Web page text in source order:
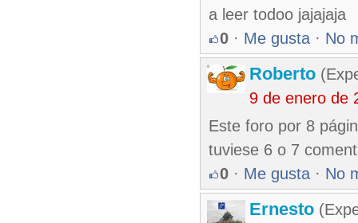
a leer todoo jajajaja
0 · Me gusta · No
Roberto
9 de enero de
Este foro por 8
tuviese 6 o 7
0 · Me gusta · No
Ernesto